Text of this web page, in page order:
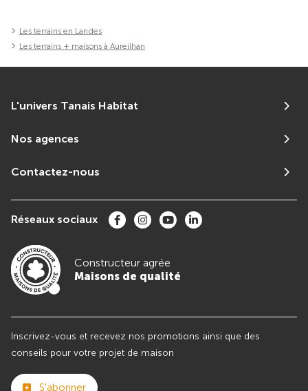
Les terrains en Landes
Les terrains + maisons à Aureilhan
L'univers Tanais Habitat
Nos agences
Contactez-nous
Réseaux sociaux
Constructeur agrée
Maisons de qualité
Inscrivez-vous et recevez nos promotions ainsi que des
conseils pour votre projet de maison
S'abonner